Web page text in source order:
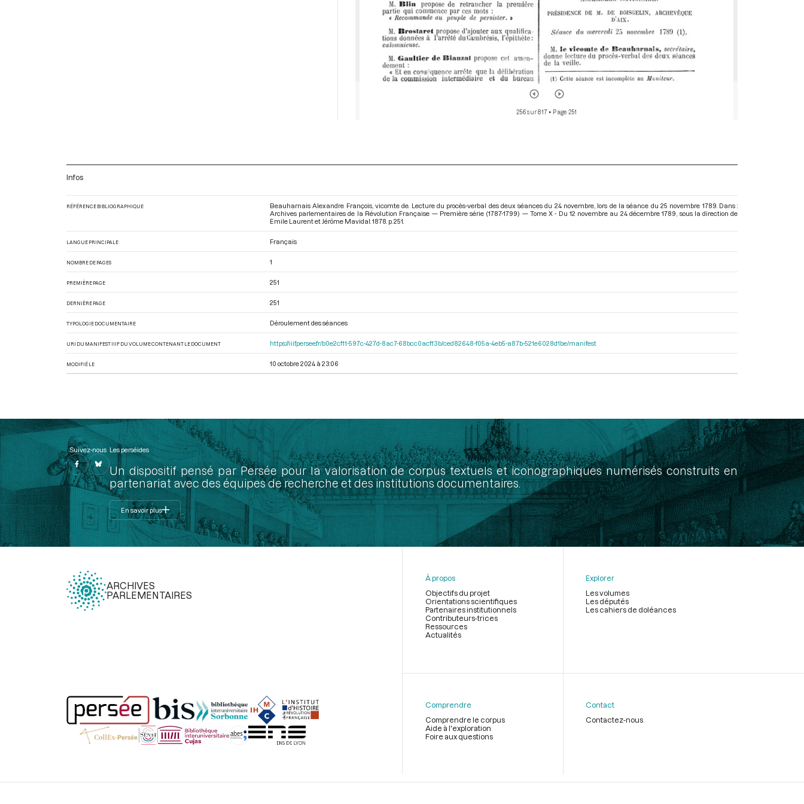
256 sur 817 • Page 251
Infos
RÉFÉRENCE BIBLIOGRAPHIQUE
Beauharnais Alexandre François, vicomte de. Lecture du procès-verbal des deux séances du 24 novembre, lors de la séance du 25 novembre 1789. Dans :
Archives parlementaires de la Révolution Française — Première série (1787-1799) — Tome X - Du 12 novembre au 24 décembre 1789 , sous la direction de
Emile Laurent et Jérôme Mavidal. 1878. p. 251.
LANGUE PRINCIPALE Français
NOMBRE DE PAGES 1
PREMIÈRE PAGE 251
DERNIÈRE PAGE 251
TYPOLOGIE DOCUMENTAIRE Déroulement des séances
URI DU MANIFEST IIIF DU VOLUME CONTENANT LE DOCUMENT https://iiif.persee.fr/b0e2cf11-597c-427d-8ac7-68bcc0acf13b/ced82648-f05a-4eb5-a87b-521e6028d1be/manifest
MODIFIÉ LE 10 octobre 2024 à 23:06
Suivez-nous Les perséides
Un dispositif pensé par Persée pour la valorisation de corpus textuels et iconographiques numérisés construits en
partenariat avec des équipes de recherche et des institutions documentaires.
En savoir plus
ARCHIVES
PARLEMENTAIRES
page
À propos
Objectifs du projet
Orientations scientifiques
Partenaires institutionnels
Contributeurs-trices
Ressources
Actualités
Explorer
Les volumes
Les députés
Les cahiers de doléances
Comprendre
Comprendre le corpus
Aide à l'exploration
Foire aux questions
Contact
Contactez-nous
Légal